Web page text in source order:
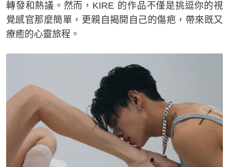
轉發和熱議。然而，KIRE 的作品不僅是挑逗你的視
覺感官那麼簡單，更親自揭開自己的傷疤，帶來既又
療癒的心靈旅程。